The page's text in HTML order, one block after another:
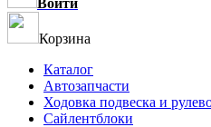
Войти
Корзина
Каталог
Автозапчасти
Ходовка подвеска и
Сайлентблоки